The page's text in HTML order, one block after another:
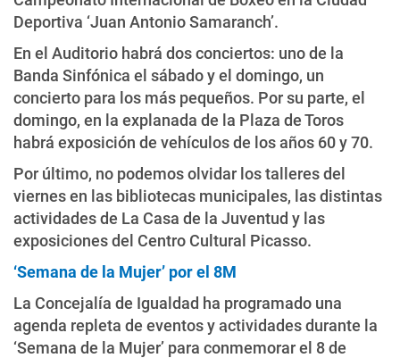
Deportiva ‘Juan Antonio Samaranch’.
En el Auditorio habrá dos conciertos: uno de la
Banda Sinfónica el sábado y el domingo, un
concierto para los más pequeños. Por su parte, el
domingo, en la explanada de la Plaza de Toros
habrá exposición de vehículos de los años 60 y 70.
Por último, no podemos olvidar los talleres del
viernes en las bibliotecas municipales, las distintas
actividades de La Casa de la Juventud y las
exposiciones del Centro Cultural Picasso.
‘Semana de la Mujer’ por el 8M
La Concejalía de Igualdad ha programado una
agenda repleta de eventos y actividades durante la
‘Semana de la Mujer’ para conmemorar el 8 de